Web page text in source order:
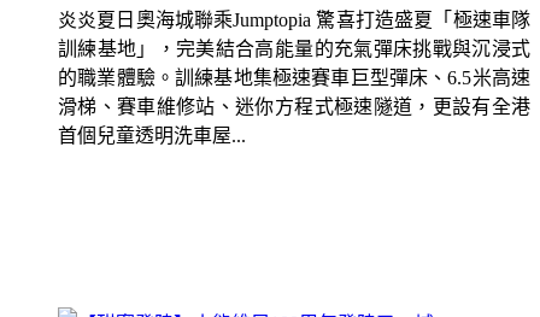
炎炎夏日奧海城聯乘Jumptopia 驚喜打造盛夏「極速車隊
訓練基地」，完美結合高能量的充氣彈床挑戰與沉浸式
的職業體驗。訓練基地集極速賽車巨型彈床、6.5米高速
滑梯、賽車維修站、迷你方程式極速隧道，更設有全港
首個兒童透明洗車屋...